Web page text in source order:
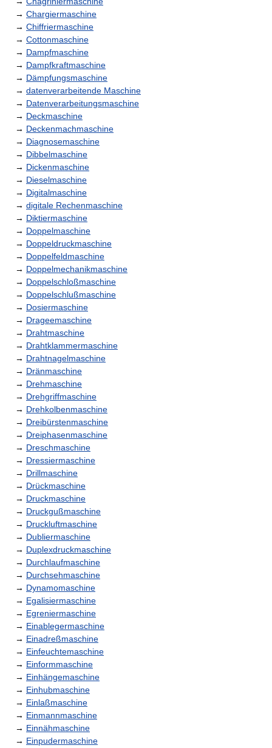
→ Chargiermaschine
→ Chiffriermaschine
→ Cottonmaschine
→ Dampfmaschine
→ Dampfkraftmaschine
→ Dämpfungsmaschine
→ datenverarbeitende Maschine
→ Datenverarbeitungsmaschine
→ Deckmaschine
→ Deckenmachmaschine
→ Diagnosemaschine
→ Dibbelmaschine
→ Dickenmaschine
→ Dieselmaschine
→ Digitalmaschine
→ digitale Rechenmaschine
→ Diktiermaschine
→ Doppelmaschine
→ Doppeldruckmaschine
→ Doppelfeldmaschine
→ Doppelmechanikmaschine
→ Doppelschloßmaschine
→ Doppelschlußmaschine
→ Dosiermaschine
→ Drageemaschine
→ Drahtmaschine
→ Drahtklammermaschine
→ Drahtnagelmaschine
→ Dränmaschine
→ Drehmaschine
→ Drehgriffmaschine
→ Drehkolbenmaschine
→ Dreibürstenmaschine
→ Dreiphasenmaschine
→ Dreschmaschine
→ Dressiermaschine
→ Drillmaschine
→ Drückmaschine
→ Druckmaschine
→ Druckgußmaschine
→ Druckluftmaschine
→ Dubliermaschine
→ Duplexdruckmaschine
→ Durchlaufmaschine
→ Durchsehmaschine
→ Dynamomaschine
→ Egalisiermaschine
→ Egreniermaschine
→ Einablegermaschine
→ Einadreßmaschine
→ Einfeuchtemaschine
→ Einformmaschine
→ Einhängemaschine
→ Einhubmaschine
→ Einlaßmaschine
→ Einmannmaschine
→ Einnähmaschine
→ Einpudermaschine